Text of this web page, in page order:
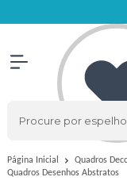
Página Inicial Quadros
Quadros Desenhos Abstratos